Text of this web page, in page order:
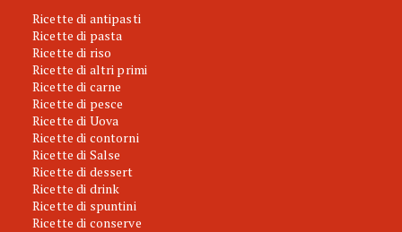
Ricette di antipasti
Ricette di pasta
Ricette di riso
Ricette di altri primi
Ricette di carne
Ricette di pesce
Ricette di Uova
Ricette di contorni
Ricette di Salse
Ricette di dessert
Ricette di drink
Ricette di spuntini
Ricette di conserve